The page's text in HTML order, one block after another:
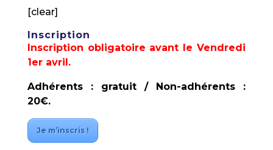
[clear]
Inscription
Inscription obligatoire avant le Vendredi
1er avril.
Adhérents : gratuit / Non-adhérents :
20€.
Je m’inscris !